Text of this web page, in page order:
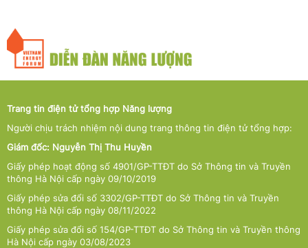
Trang tin điện tử tổng hợp Năng lượng
Người chịu trách nhiệm nội dung trang thông tin điện tử tổng hợp:
Giám đốc: Nguyễn Thị Thu Huyền
Giấy phép hoạt động số 4901/GP-TTĐT do Sở Thông tin và Truyền
thông Hà Nội cấp ngày 09/10/2019
Giấy phép sửa đổi số 3302/GP-TTĐT do Sở Thông tin và Truyền
thông Hà Nội cấp ngày 08/11/2022
Giấy phép sửa đổi số 154/GP-TTĐT do Sở Thông tin và Truyền thông
Hà Nội cấp ngày 03/08/2023